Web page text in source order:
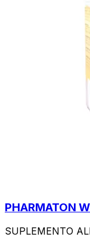
PHARMATON
SUPLEMENTO